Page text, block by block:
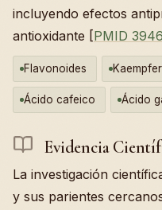
incluyendo efectos
antioxidante [PMID
Flavonoides
Ácido cafeico Ácido
Evidencia
La investigación
y sus parientes